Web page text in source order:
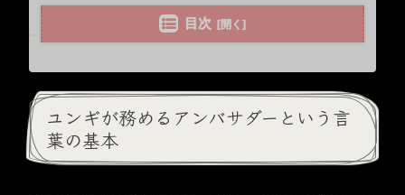
目次
ユンギが務めるアンバサダーという言
葉の基本